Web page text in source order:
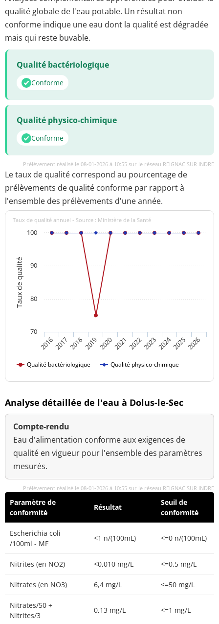
qualité globale de l'eau potable. Un résultat non
conforme indique une eau dont la qualité est dégradée
mais qui reste buvable.
Qualité bactériologique
Conforme
Qualité physico-chimique
Conforme
Prélèvement réalisé le 08-01-2026 à 10:55 sur le réseau REIGNAC SUR INDRE
Le taux de qualité correspond au pourcentage de
prélèvements de qualité conforme par rapport à
l'ensemble des prélèvements d'une année.
Taux de qualité
Taux de qualité annuel - Source : Ministère de la Santé
Qualité bactériologique Qualité physico-chimique
20162017 201820192020202120222023202420252026
70
80
90
100
Analyse détaillée de l'eau à Dolus-le-Sec
Compte-rendu
Eau d'alimentation conforme aux exigences de
qualité en vigueur pour l'ensemble des paramètres
mesurés.
Prélèvement réalisé le 08-01-2026 à 10:55 sur le réseau REIGNAC SUR INDRE
Paramètre de
conformité
Résultat
Seuil de
conformité
Escherichia coli
/100ml - MF
<1 n/(100mL) <=0 n/(100mL)
Nitrites (en NO2) <0,010 mg/L <=0,5 mg/L
Nitrates (en NO3) 6,4 mg/L <=50 mg/L
Nitrates/50 +
Nitrites/3
0,13 mg/L <=1 mg/L